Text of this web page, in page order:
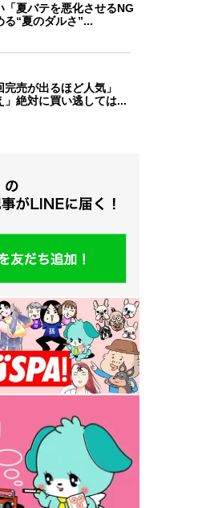
夏バテを悪化させるNG
“夏のダルさ”...
売が出るほど人気」
」絶対に買い逃しては...